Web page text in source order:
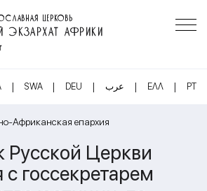
ЦЕРКОВЬ
ЭКЗАРХАТ АФРИКИ
| SWA | DEU | عرب | ΕΛΛ | PT
Африканская епархия
Церкви
с госсекретарем